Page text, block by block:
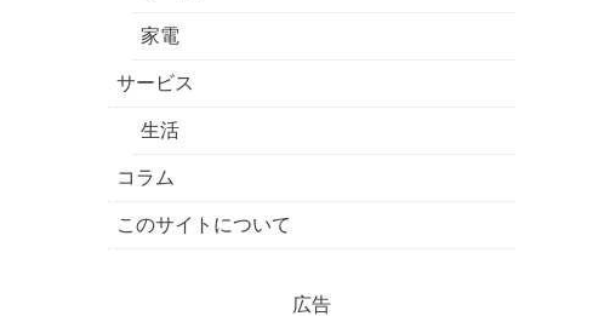
家電
サービス
生活
コラム
このサイトについて
広告